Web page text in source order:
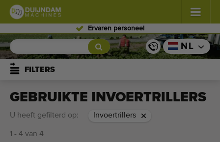
Ervaren personeel
Bloemen en planten (587)
Vollegrondgroenten
Glastuinbouw groenten (350)
Fruitteelt (336)
Transportbanden
NL
FILTERS
GEBRUIKTE INVOERTRILLERS
U heeft gefilterd op: Invoertrillers
1 - 4 van 4